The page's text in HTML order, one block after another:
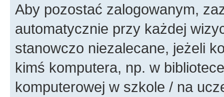
Aby pozostać zalogowanym,
automatycznie przy każdej
stanowczo niezalecane, jeżeli
kimś komputera, np. w
komputerowej w szkole / na